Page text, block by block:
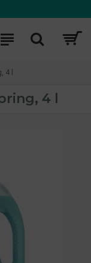
4 l
4 l